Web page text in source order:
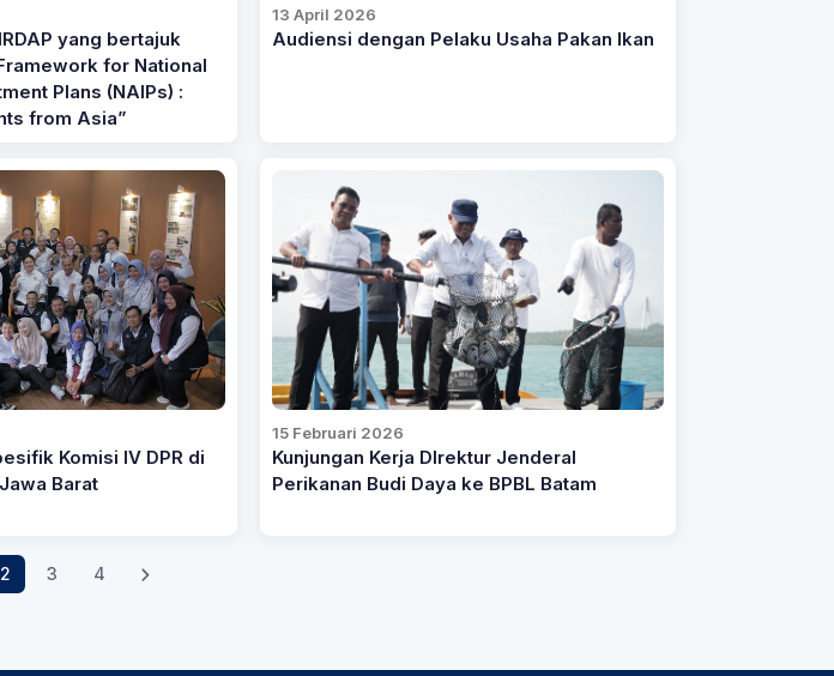
yang bertajuk
for National
Plans (NAIPs) :
from Asia”
13 April 2026
Audiensi dengan Pelaku Usaha Pakan Ikan
Komisi IV DPR di
Barat
15 Februari 2026
Kunjungan Kerja DIrektur Jenderal
Perikanan Budi Daya ke BPBL Batam
2 3 4